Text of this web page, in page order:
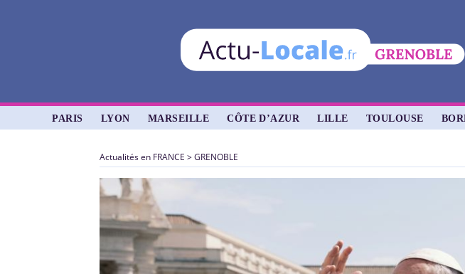
PARIS LYON MARSEILLE CÔTE D’AZUR LILLE TOULOUSE
Actualités en FRANCE >GRENOBLE